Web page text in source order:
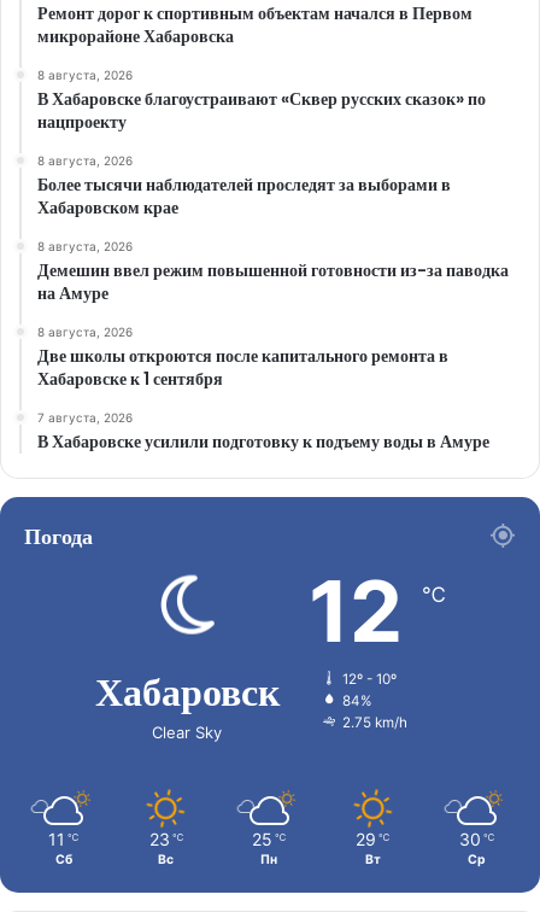
Ремонт дорог к спортивным объектам начался в Первом
микрорайоне Хабаровска
8 августа, 2026
В Хабаровске благоустраивают «Сквер русских сказок» по
нацпроекту
8 августа, 2026
Более тысячи наблюдателей проследят за выборами в
Хабаровском крае
8 августа, 2026
Демешин ввел режим повышенной готовности из-за паводка
на Амуре
8 августа, 2026
Две школы откроются после капитального ремонта в
Хабаровске к 1 сентября
7 августа, 2026
В Хабаровске усилили подготовку к подъему воды в Амуре
Погода
Хабаровск
Clear Sky
12 ℃
12º - 10º
84%
2.75 km/h
11 ℃
Сб
23 ℃
Вс
25 ℃
Пн
29 ℃
Вт
30 ℃
Ср